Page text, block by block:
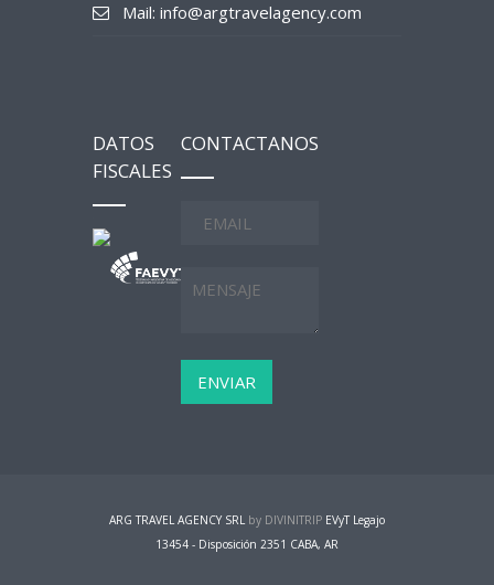
Mail: info@argtravelagency.com
DATOS
FISCALES
CONTACTANOS
ARG TRAVEL AGENCY SRLby DIVINITRIP EVyT Legajo
13454 - Disposición 2351 CABA, AR